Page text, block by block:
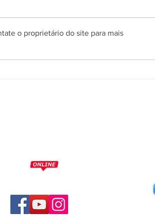
encerra primeiro
o proprietário do site para mais